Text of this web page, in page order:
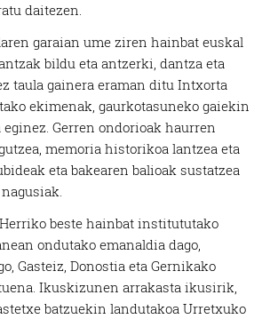
daitezen.
garaian ume ziren hainbat euskal
bildu eta antzerki, dantza eta
taula gainera eraman ditu Intxorta
ekimenak, gaurkotasuneko gaiekin
eginez. Gerren ondorioak haurren
memoria historikoa lantzea eta
eta bakearen balioak sustatzea
beste hainbat institututako
ondutako emanaldia dago,
Gasteiz, Donostia eta Gernikako
Ikuskizunen arrakasta ikusirik,
batzuekin landutakoa Urretxuko